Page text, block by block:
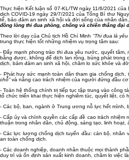
Thực hiện Kết luận số 07-KL/TW ngày 11/6/2021
dịch COVID-19 ngày 29/7/2021 của Tổng Bí thư
tế, bảo đảm an sinh xã hội và đời sống của nhân
đồng lòng thi đua phòng, chống và chiến thắng đại
Theo lời dạy của Chủ tịch Hồ Chí Minh “Thi đua là
trung thực hiện tốt những nhiệm vụ trọng tâm sau:
- Đẩy mạnh phong trào thi đua yêu nước, quyết
bằng được, không để dịch lan rộng, bùng phát
dịch, bảm đảm an sinh xã hội, chăm lo sức khỏe và
- Phát huy sức mạnh toàn dân tham gia chống
chỗ”và nâng cao trách nhiệm của người đứng đầu
- Toàn hệ thống chính trị tiếp tục tập trung vào công
tổ chức triển khai thực hiện nghiêm túc, quyết liệt,
- Các bộ, ban, ngành ở Trung ương nỗ lực hết mình,
- Cấp ủy và chính quyền các cấp đề cao trách
thuận trong nhân dân, chủ động, sáng tạo, linh
- Các lực lượng chống dịch tuyến đầu: cán bộ,
an toàn chống dịch.
- Các doanh nghiệp, doanh nhân thuộc mọi thành
duy trì và ổn định sản xuất kinh doanh, chăm lo việc